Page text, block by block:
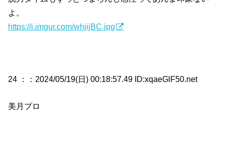
よ。
https://i.imgur.com/whjijBC.jpg
24 ： ：2024/05/19(日) 00:18:57.49 ID:xqaeGlF50.net
美月プロ